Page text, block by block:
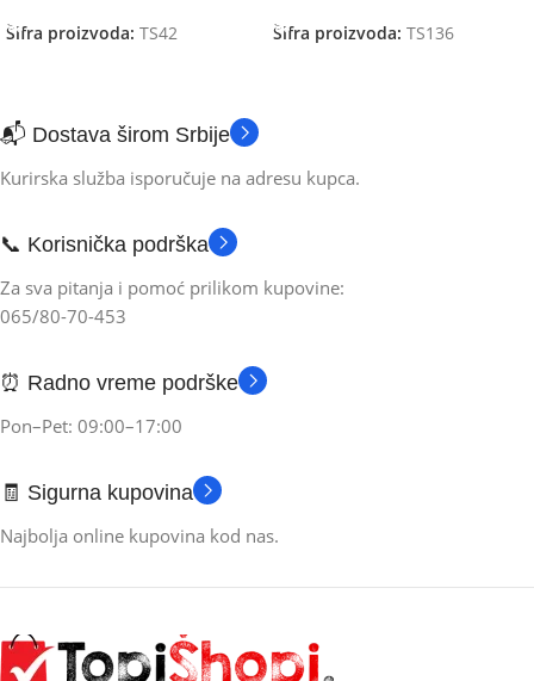
Šifra proizvoda: TS42
Šifra proizvoda: TS136
📬 Dostava širom Srbije
Kurirska služba isporučuje na adresu kupca.
📞 Korisnička podrška
Za sva pitanja i pomoć prilikom kupovine:
065/80-70-453
⏰ Radno vreme podrške
Pon–Pet: 09:00–17:00
🧾 Sigurna kupovina
Najbolja online kupovina kod nas.